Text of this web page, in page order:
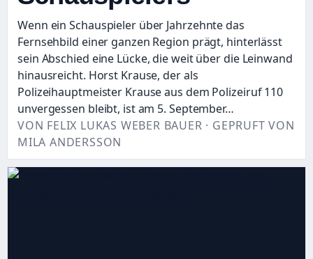
Wenn ein Schauspieler über Jahrzehnte das
Fernsehbild einer ganzen Region prägt, hinterlässt
sein Abschied eine Lücke, die weit über die Leinwand
hinausreicht. Horst Krause, der als
Polizeihauptmeister Krause aus dem Polizeiruf 110
unvergessen bleibt, ist am 5. September…
VON FELIX LUKAS WEBER BAUER · GEPRUFT VON
MILA ANDERSSON